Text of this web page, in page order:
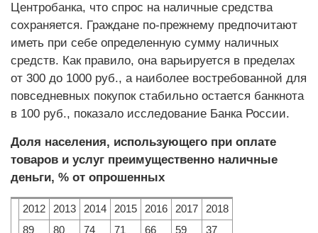
Центробанка, что спрос на наличные средства
сохраняется. Граждане по-прежнему предпочитают
иметь при себе определенную сумму наличных
средств. Как правило, она варьируется в пределах
от 300 до 1000 руб., а наиболее востребованной для
повседневных покупок стабильно остается банкнота
в 100 руб., показало исследование Банка России.
Доля населения, использующего при оплате
товаров и услуг преимущественно наличные
деньги, % от опрошенных
2012 2013 2014 2015 2016 2017
2018
89
80 74 71 66 59
37